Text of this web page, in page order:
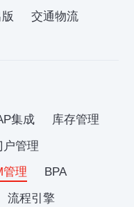
交通物流
集成
库存管理
户管理
管理
BPA
流程引擎